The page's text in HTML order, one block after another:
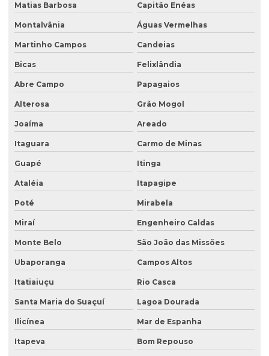
Sondagem geotécnica
Sondagem de solo para construção
Sondagem de solo para construção civil
Sondagem de solos e rochas
Sondagem de subsolo
Tampa para poço de monitoramento
Matias Barbosa Capitão Enéas
Montalvânia Águas Vermelhas
Martinho Campos Candeias
Bicas Felixlândia
Abre Campo Papagaios
Alterosa Grão Mogol
Joaíma Areado
Itaguara Carmo de Minas
Guapé Itinga
Ataléia Itapagipe
Poté Mirabela
Miraí Engenheiro Caldas
Monte Belo São João das Missões
Ubaporanga Campos Altos
Itatiaiuçu Rio Casca
Santa Maria do Suaçuí Lagoa Dourada
Ilicínea Mar de Espanha
Itapeva Bom Repouso